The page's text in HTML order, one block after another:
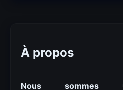
À propos
Nous